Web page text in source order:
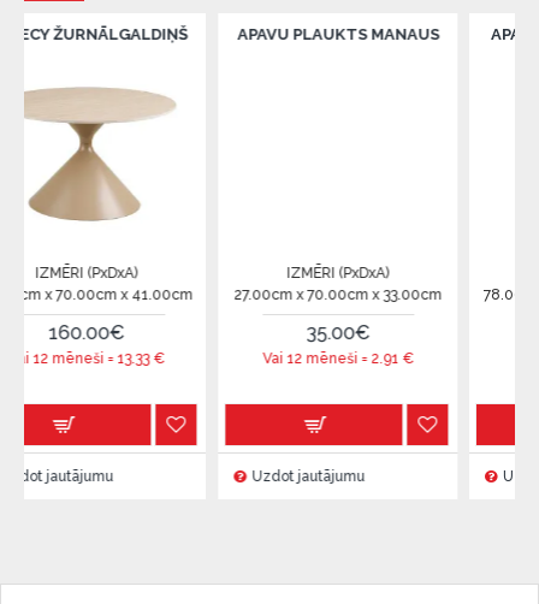
x 41.00cm
= 13.33€
APAVU PLAUKTS MANAUS
IZMĒRI (PxDxA)
27.00cm x 70.00cm x 33.00cm
Vai 12 mēneši = 2.91€
Uzdot jautājumu
APAVU PLAUKTS
78.00cm x 34.00cm
Uzdot jautājumu